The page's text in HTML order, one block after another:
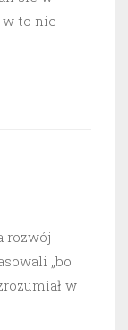
to nie
rozwój
„bo
w